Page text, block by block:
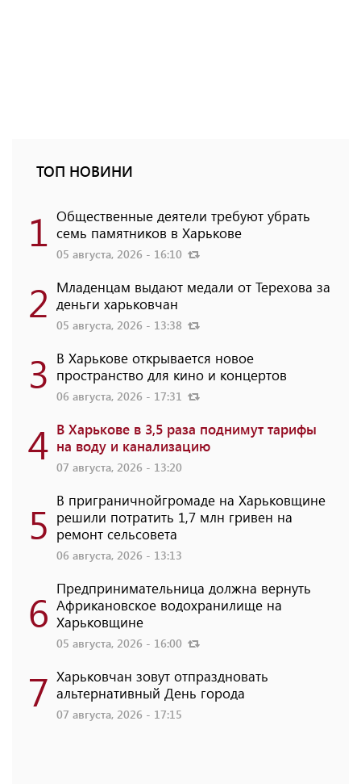
ТОП НОВИНИ
1 Общественные деятели требуют убрать
семь памятников в Харькове
05 августа, 2026 - 16:10
2 Младенцам выдают медали от Терехова за
деньги харьковчан
05 августа, 2026 - 13:38
3 В Харькове открывается новое
пространство для кино и концертов
06 августа, 2026 - 17:31
4 В Харькове в 3,5 раза поднимут тарифы
на воду и канализацию
07 августа, 2026 - 13:20
5 В приграничнойгромаде на Харьковщине
решили потратить 1,7 млн ​​гривен на
ремонт сельсовета
06 августа, 2026 - 13:13
6 Предпринимательница должна вернуть
Африкановское водохранилище на
Харьковщине
05 августа, 2026 - 16:00
7 Харьковчан зовут отпраздновать
альтернативный День города
07 августа, 2026 - 17:15